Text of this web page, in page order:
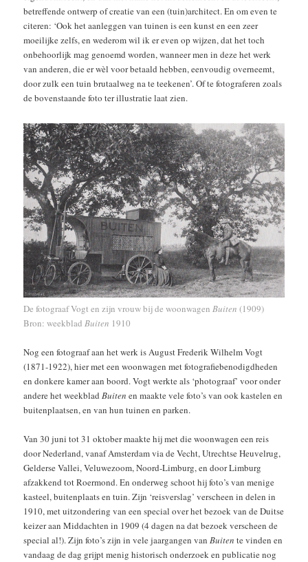
betreffende ontwerp of creatie van een (tuin)architect. En om even te
citeren: ‘Ook het aanleggen van tuinen is een kunst en een zeer
moeilijke zelfs, en wederom wil ik er even op wijzen, dat het toch
onbehoorlijk mag genoemd worden, wanneer men in deze het werk
van anderen, die er wèl voor betaald hebben, eenvoudig overneemt,
door zulk een tuin brutaalweg na te teekenen’. Of te fotograferen zoals
de bovenstaande foto ter illustratie laat zien.
De fotograaf Vogt en zijn vrouw bij de woonwagenBuiten (1909)
Bron: weekbladBuiten 1910
Nog een fotograaf aan het werk is August Frederik Wilhelm Vogt
(1871-1922), hier met een woonwagen met fotografiebenodigdheden
en donkere kamer aan boord. Vogt werkte als ‘photograaf’ voor onder
andere het weekbladBuiten en maakte vele foto’s van ook kastelen en
buitenplaatsen, en van hun tuinen en parken.
Van 30 juni tot 31 oktober maakte hij met die woonwagen een reis
door Nederland, vanaf Amsterdam via de Vecht, Utrechtse Heuvelrug,
Gelderse Vallei, Veluwezoom, Noord-Limburg, en door Limburg
afzakkend tot Roermond. En onderweg schoot hij foto’s van menige
kasteel, buitenplaats en tuin. Zijn ‘reisverslag’ verscheen in delen in
1910, met uitzondering van een special over het bezoek van de Duitse
keizer aan Middachten in 1909 (4 dagen na dat bezoek verscheen de
special al!). Zijn foto’s zijn in vele jaargangen vanBuiten te vinden en
vandaag de dag grijpt menig historisch onderzoek en publicatie nog